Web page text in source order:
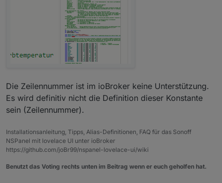
Die Zeilennummer ist im ioBroker keine Unterstützung.
Es wird definitiv nicht die Definition dieser Konstante
sein (Zeilennummer).
Installationsanleitung, Tipps, Alias-Definitionen, FAQ für das Sonoff
NSPanel mit lovelace UI unter ioBroker
https://github.com/joBr99/nspanel-lovelace-ui/wiki
Benutzt das Voting rechts unten im Beitrag wenn er euch geholfen hat.